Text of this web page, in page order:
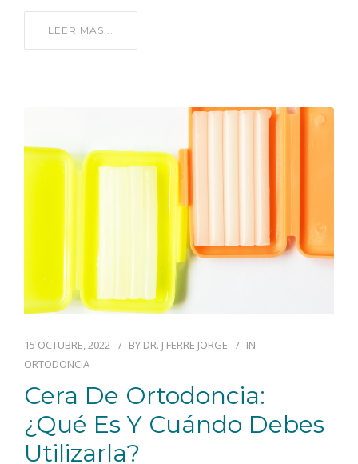
LEER MÁS...
15 OCTUBRE, 2022 BY DR. J FERRE JORGE
IN
ORTODONCIA
Cera De Ortodoncia:
¿qué Es Y Cuándo Debes
Utilizarla?